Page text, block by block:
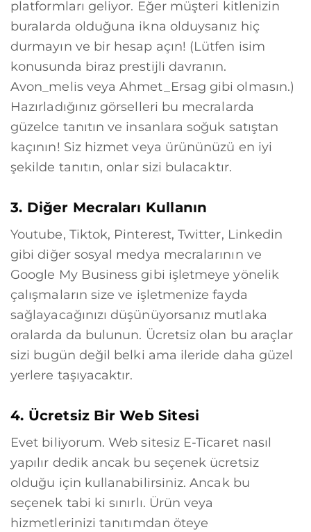
platformları geliyor. Eğer müşteri kitlenizin
buralarda olduğuna ikna olduysanız hiç
durmayın ve bir hesap açın! (Lütfen isim
konusunda biraz prestijli davranın.
Avon_melis veya Ahmet_Ersag gibi olmasın.)
Hazırladığınız görselleri bu mecralarda
güzelce tanıtın ve insanlara soğuk satıştan
kaçının! Siz hizmet veya ürününüzü en iyi
şekilde tanıtın, onlar sizi bulacaktır.
3. Diğer Mecraları Kullanın
Youtube, Tiktok, Pinterest, Twitter, Linkedin
gibi diğer sosyal medya mecralarının ve
Google My Business gibi işletmeye yönelik
çalışmaların size ve işletmenize fayda
sağlayacağınızı düşünüyorsanız mutlaka
oralarda da bulunun. Ücretsiz olan bu araçlar
sizi bugün değil belki ama ileride daha güzel
yerlere taşıyacaktır.
4. Ücretsiz Bir Web Sitesi
Evet biliyorum. Web sitesiz E-Ticaret nasıl
yapılır dedik ancak bu seçenek ücretsiz
olduğu için kullanabilirsiniz. Ancak bu
seçenek tabi ki sınırlı. Ürün veya
hizmetlerinizi tanıtımdan öteye